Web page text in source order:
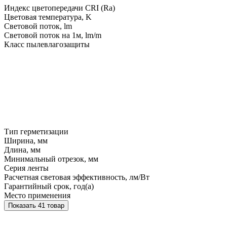
Индекс цветопередачи CRI (Ra)
Цветовая температура, K
Световой поток, lm
Световой поток на 1м, lm/m
Класс пылевлагозащиты
Тип герметизации
Ширина, мм
Длина, мм
Минимальный отрезок, мм
Серия ленты
Расчетная световая эффективность, лм/Вт
Гарантийный срок, год(а)
Место применения
Показать 41 товар